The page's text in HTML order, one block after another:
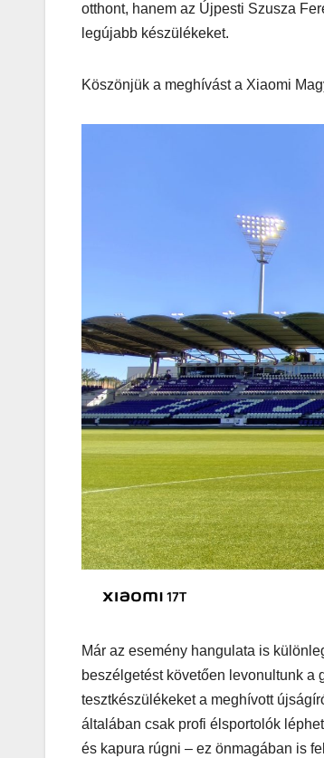
otthont, hanem az Újpesti Szusza
legújabb készülékeket.
Köszönjük a meghívást a Xiaomi
Már az esemény hangulata is
beszélgetést követően levonultunk a
tesztkészülékeket a meghívott
általában csak profi élsportolók
és kapura rúgni – ez önmagában is
RGB
–
CSAJOK
A